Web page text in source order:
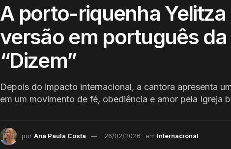
A porto-riquenha
versão em português
“Dizem”
Depois do impacto internacional, a cantora apresenta
em um movimento de fé, obediência e amor pela Igreja
por Ana Paula Costa 26/02/2026 em Internacional